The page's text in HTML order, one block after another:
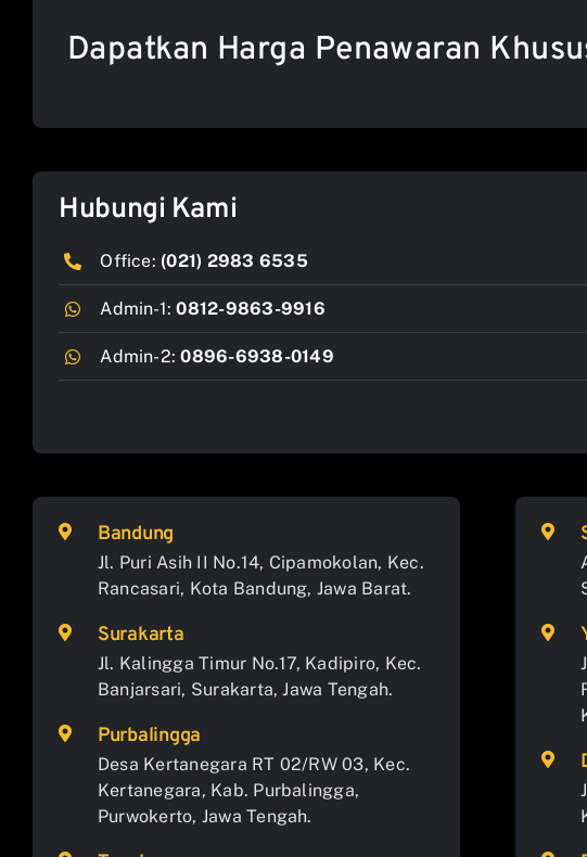
Dapatkan Harga Penawaran
Hubungi Kami
Office: (021) 2983 6535
Admin-1:0812-9863-9916
Admin-2:0896-6938-0149
Bandung
Jl. Puri Asih II No.14, Cipamokolan, Kec.
Rancasari, Kota Bandung, Jawa Barat.
Surakarta
Jl. Kalingga Timur No.17, Kadipiro, Kec.
Banjarsari, Surakarta, Jawa Tengah.
Purbalingga
Desa Kertanegara RT 02/RW 03, Kec.
Kertanegara, Kab. Purbalingga,
Purwokerto, Jawa Tengah.